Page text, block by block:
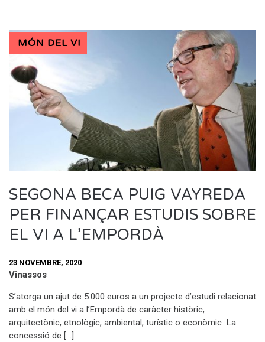
MÓN DEL VI
SEGONA BECA PUIG VAYREDA
PER FINANÇAR ESTUDIS SOBRE
EL VI A L’EMPORDÀ
23 NOVEMBRE, 2020
Vinassos
S’atorga un ajut de 5.000 euros a un projecte d’estudi relacionat
amb el món del vi a l’Empordà de caràcter històric,
arquitectònic, etnològic, ambiental, turístic o econòmic La
concessió de […]